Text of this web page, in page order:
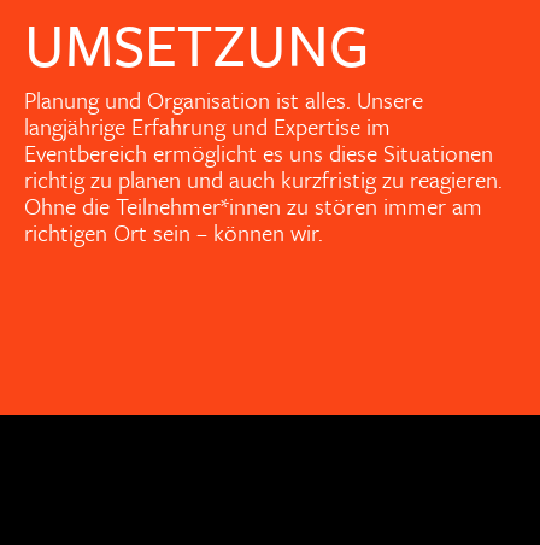
UMSETZUNG
Planung und Organisation ist alles. Unsere
langjährige Erfahrung und Expertise im
Eventbereich ermöglicht es uns diese Situationen
richtig zu planen und auch kurzfristig zu reagieren.
Ohne die Teilnehmer*innen zu stören immer am
richtigen Ort sein – können wir.